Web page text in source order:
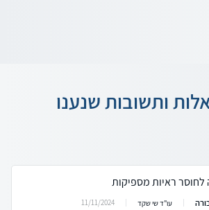
ותשובות שנענו
ראיות מספיקות
עו"ד שי שקד 11/11/2024